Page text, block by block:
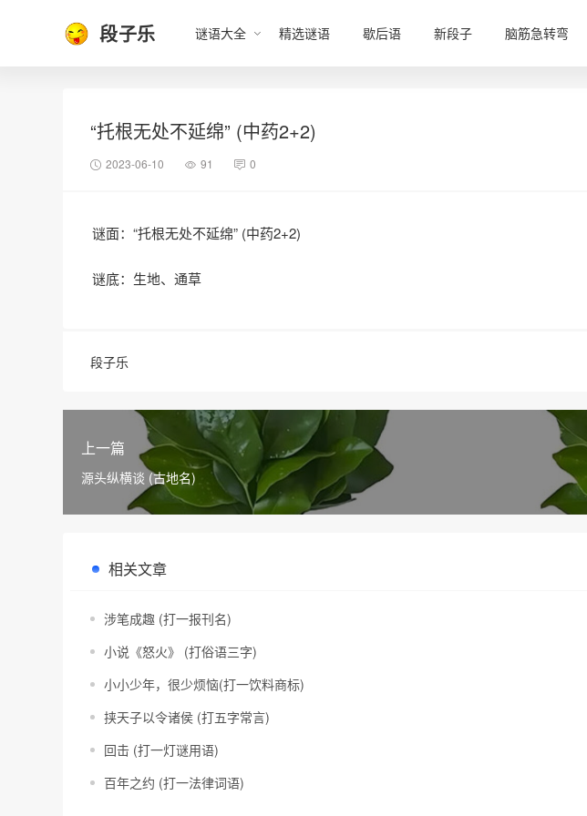
段子乐 谜语大全 精选谜语 歇后语 新段子 脑筋急转弯
“托根无处不延绵” (中药2+2)
2023-06-10 91 0
谜面：“托根无处不延绵” (中药2+2)
谜底：生地、通草
段子乐
上一篇
源头纵横谈 (古地名)
相关文章
涉笔成趣 (打一报刊名)
小说《怒火》 (打俗语三字)
小小少年，很少烦恼(打一饮料商标)
挟天子以令诸侯 (打五字常言)
回击 (打一灯谜用语)
百年之约 (打一法律词语)